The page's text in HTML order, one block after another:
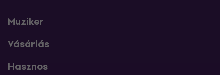
Muziker
Vásárlás
Hasznos